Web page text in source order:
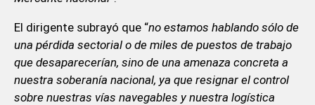
El dirigente subrayó que “no estamos hablando sólo de
una pérdida sectorial o de miles de puestos de trabajo
que desaparecerían, sino de una amenaza concreta a
nuestra soberanía nacional, ya que resignar el control
sobre nuestras vías navegables y nuestra logística